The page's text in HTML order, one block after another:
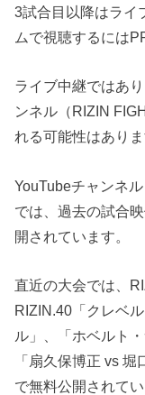
3試合目以降はライ
ムで視聴するには
ライブ中継ではあ
ンネル（RIZIN
れる可能性はありま
YouTubeチャンネ
では、過去の試合
開されています。
直近の大会では、
RIZIN.40「クレベ
ル」、「ホベルト
「扇久保博正 vs
で無料公開されて